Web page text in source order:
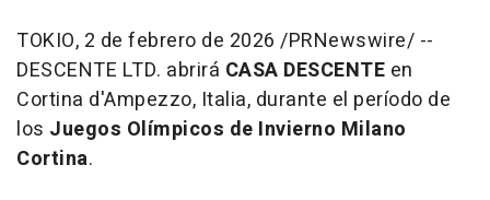
TOKIO, 2 de febrero de 2026 /PRNewswire/ --
DESCENTE LTD. abrirá CASA DESCENTE en
Cortina d'Ampezzo, Italia, durante el período de
los Juegos Olímpicos de Invierno Milano
Cortina.